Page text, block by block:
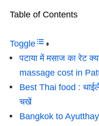
Table of Contents
Toggle
पटाया में मसाज का रेट
massage cost in
Best Thai food :
चखें
Bangkok to